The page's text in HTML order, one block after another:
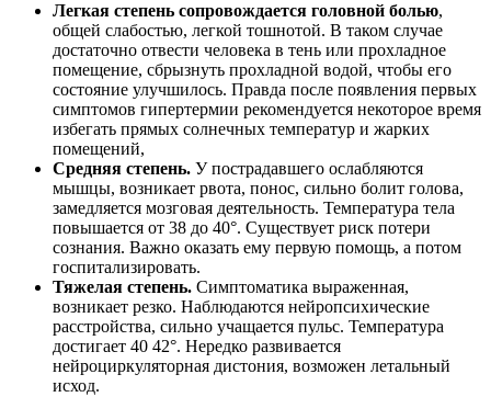
Легкая степень сопровождается головной болью,
общей слабостью, легкой тошнотой. В таком случае
достаточно отвести человека в тень или прохладное
помещение, сбрызнуть прохладной водой, чтобы его
состояние улучшилось. Правда после появления первых
симптомов гипертермии рекомендуется некоторое время
избегать прямых солнечных температур и жарких
помещений,
Средняя степень. У пострадавшего ослабляются
мышцы, возникает рвота, понос, сильно болит голова,
замедляется мозговая деятельность. Температура тела
повышается от 38 до 40°. Существует риск потери
сознания. Важно оказать ему первую помощь, а потом
госпитализировать.
Тяжелая степень. Симптоматика выраженная,
возникает резко. Наблюдаются нейропсихические
расстройства, сильно учащается пульс. Температура
достигает 40 42°. Нередко развивается
нейроциркуляторная дистония, возможен летальный
исход.